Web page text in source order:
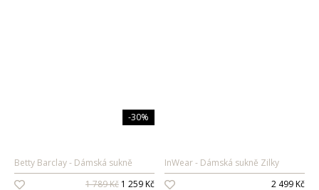
-30%
Betty Barclay
Dámská sukně
1 789 Kč 1 259 Kč
InWear
Dámská sukně Zilky
2 499 Kč